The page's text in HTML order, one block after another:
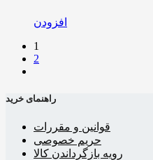
افزودن
1
2
راهنمای خرید
قوانین و مقررات
حریم خصوصی
رویه بازگرداندن کالا